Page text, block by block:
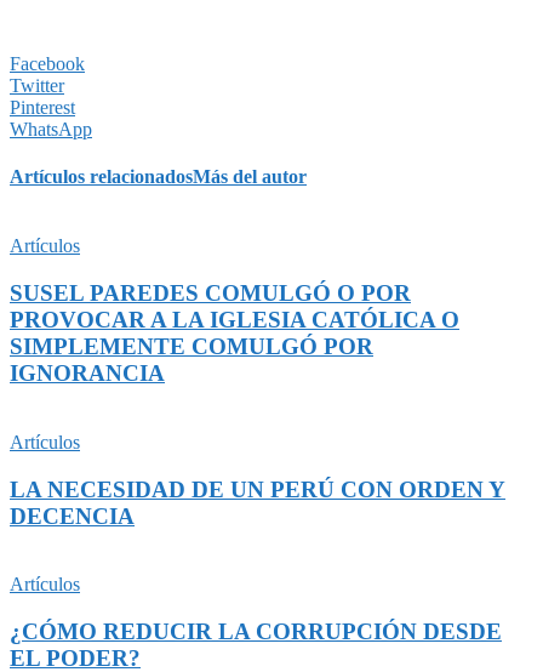
Facebook
Twitter
Pinterest
WhatsApp
Artículos relacionadosMás del autor
Artículos
SUSEL PAREDES COMULGÓ O POR
PROVOCAR A LA IGLESIA CATÓLICA O
SIMPLEMENTE COMULGÓ POR
IGNORANCIA
Artículos
LA NECESIDAD DE UN PERÚ CON ORDEN Y
DECENCIA
Artículos
¿CÓMO REDUCIR LA CORRUPCIÓN DESDE
EL PODER?